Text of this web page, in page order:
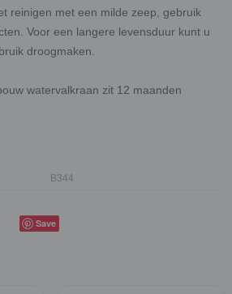
reinigen met een milde zeep, gebruik
Voor een langere levensduur kunt u
droogmaken.
watervalkraan zit 12 maanden
B344
Save